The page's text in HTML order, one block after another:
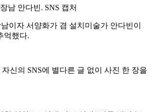
남 안다빈. SNS 캡처
이자 서양화가 겸 설치미술가 안다빈이
억했다.
신의 SNS에 별다른 글 없이 사진 한 장을